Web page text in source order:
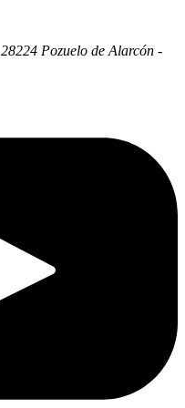
28224 Pozuelo de Alarcón -